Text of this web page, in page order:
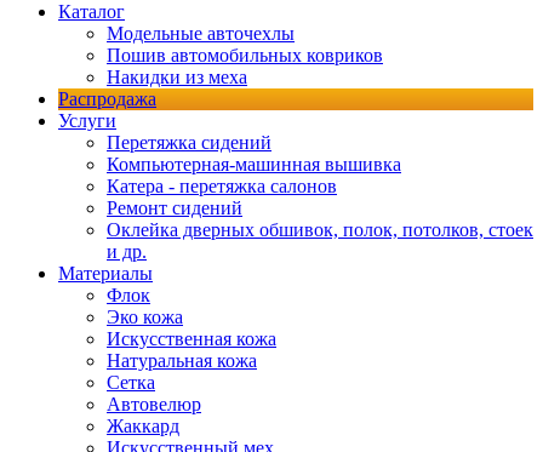
Каталог
Модельные авточехлы
Пошив автомобильных ковриков
Накидки из меха
Распродажа
Услуги
Перетяжка сидений
Компьютерная-машинная вышивка
Катера - перетяжка салонов
Ремонт сидений
Оклейка дверных обшивок, полок, потолков, стоек
и др.
Материалы
Флок
Эко кожа
Искусственная кожа
Натуральная кожа
Сетка
Автовелюр
Жаккард
Искусственный мех